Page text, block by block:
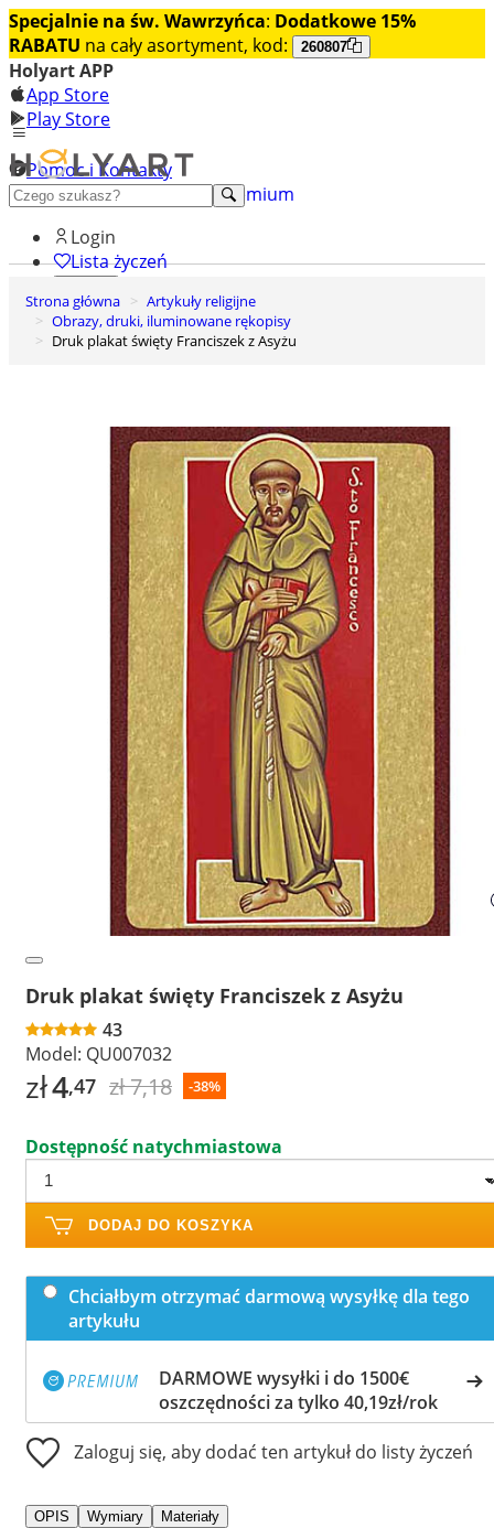
Specjalnie na św. Wawrzyńca: Dodatkowe 15%
RABATU na cały asortyment, kod: 260807
Holyart APP
App Store
Play Store
Pomoc i Kontakty
+48 222 922 860
Odkryj premium
Login
Lista życzeń
0
Koszyk
Strona główna
Artykuły religijne
Obrazy, druki, iluminowane rękopisy
Druk plakat święty Franciszek z Asyżu
Druk plakat święty Franciszek z Asyżu
43
Model: QU007032
zł4,47 zł 7,18 -38%
Dostępność natychmiastowa
DODAJ DO KOSZYKA
Chciałbym otrzymać darmową wysyłkę dla tego
artykułu
DARMOWE wysyłki i do 1500€
oszczędności za tylko 40,19zł/rok
Zaloguj się, aby dodać ten artykuł do listy życzeń
OPIS Wymiary Materiały